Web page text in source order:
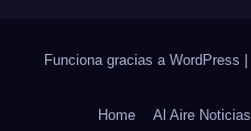
Funciona gracias a WordPress
Home Al Aire Noticias